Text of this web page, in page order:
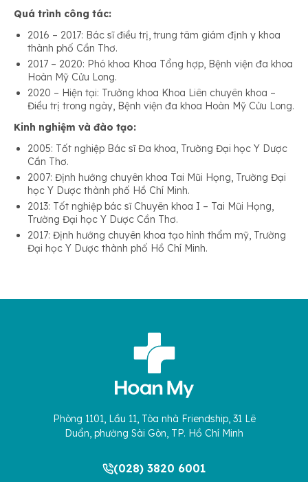
Quá trình công tác:
2016 – 2017: Bác sĩ điều trị, trung tâm giám định y khoa
thành phố Cần Thơ.
2017 – 2020: Phó khoa Khoa Tổng hợp, Bệnh viện đa khoa
Hoàn Mỹ Cửu Long.
2020 – Hiện tại: Trưởng khoa Khoa Liên chuyên khoa –
Điều trị trong ngày, Bệnh viện đa khoa Hoàn Mỹ Cửu Long.
Kinh nghiệm và đào tạo:
2005: Tốt nghiệp Bác sĩ Đa khoa, Trường Đại học Y Dược
Cần Thơ.
2007: Định hướng chuyên khoa Tai Mũi Họng, Trường Đại
học Y Dược thành phố Hồ Chí Minh.
2013: Tốt nghiệp bác sĩ Chuyên khoa I – Tai Mũi Họng,
Trường Đại học Y Dược Cần Thơ.
2017: Định hướng chuyên khoa tạo hình thẩm mỹ, Trường
Đại học Y Dược thành phố Hồ Chí Minh.
Phòng 1101, Lầu 11, Tòa nhà Friendship, 31 Lê
Duẩn, phường Sài Gòn, TP. Hồ Chí Minh
(028) 3820 6001